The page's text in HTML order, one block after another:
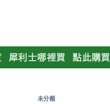
犀利士哪裡買 點此購買
未分類